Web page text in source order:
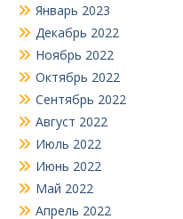
Январь 2023
Декабрь 2022
Ноябрь 2022
Октябрь 2022
Сентябрь 2022
Август 2022
Июль 2022
Июнь 2022
Май 2022
Апрель 2022